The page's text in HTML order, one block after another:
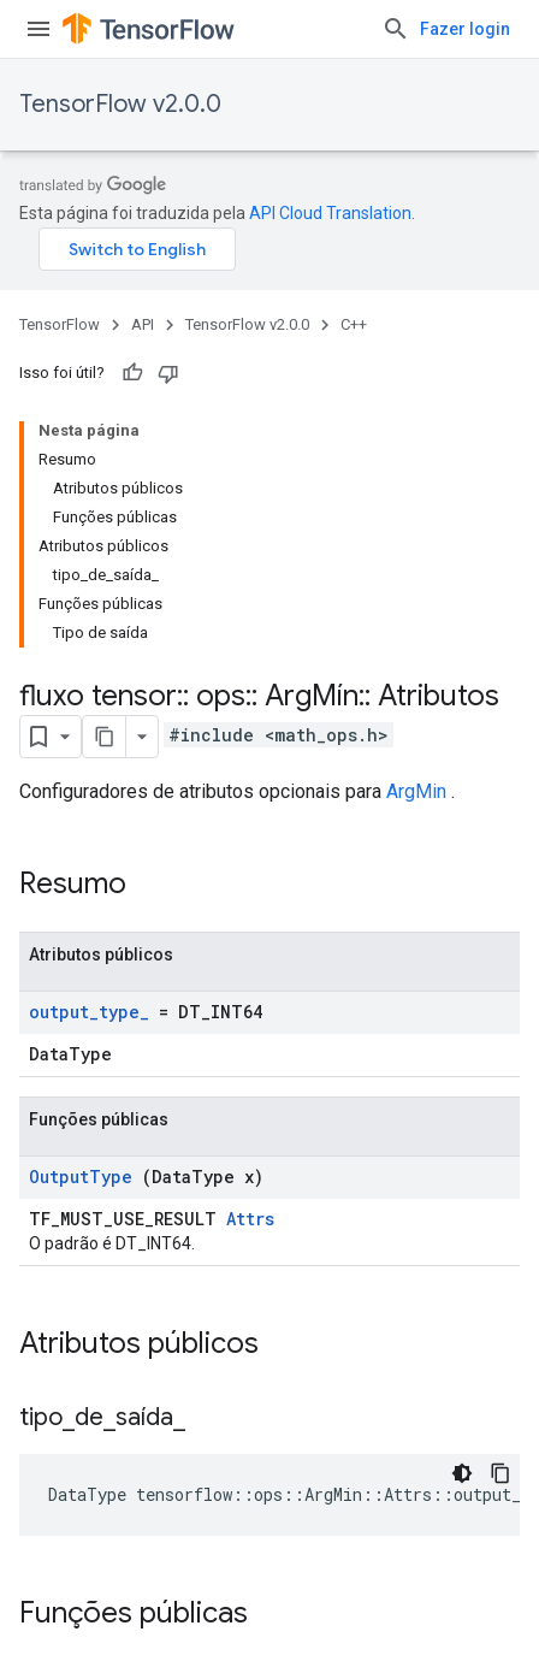
Fazer login
TensorFlow v2.0.0
Esta página foi traduzida pela API Cloud Translation
TensorFlow API TensorFlow v2.0.0 C++
Isso foi útil?
Nesta página
Resumo
Atributos públicos
Funções públicas
Atributos públicos
tipo_de_saída_
Funções públicas
Tipo de saída
fluxo tensor:: ops:: ArgMín:: Atributos
#include <math_ops.h>
Configuradores de atributos opcionais para ArgMin .
Resumo
Atributos públicos
output_type_ = DT INT64
DataType
Funções públicas
OutputType (DataType x)
TF_MUST_USE_RESULT Attrs
O padrão é DT_INT64.
Atributos públicos
tipo de saída
DataType tensorflow ::ops ::ArgMin ::Attrs ::
Funções públicas